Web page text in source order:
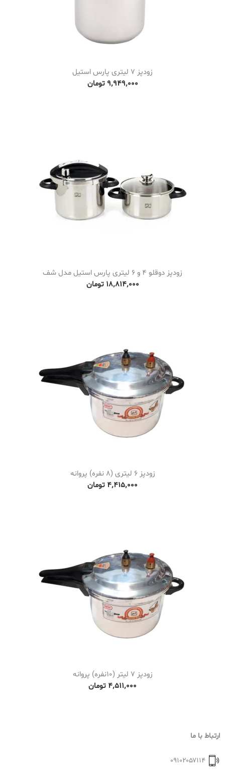
زودپز 7 لیتری پارس استیل
۹٬۹۴۹٬۰۰۰ تومان
زودپز دوقلو 4 و 6 لیتری پارس استیل مدل شف
۱۸٬۸۱۴٬۰۰۰ تومان
زودپز 6 لیتری (8 نفره) پروانه
۴٬۴۱۵٬۰۰۰ تومان
زودپز 7 لیتر (10نفره) پروانه
۴٬۵۱۱٬۰۰۰ تومان
ارتباط با ما